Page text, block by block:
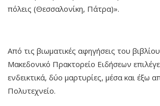
πόλεις (Θεσσαλονίκη, Πάτρα)».
Από τις βιωματικές αφηγήσεις του
Μακεδονικό Πρακτορείο Ειδήσεων
ενδεικτικά, δύο μαρτυρίες, μέσα και έξω
Πολυτεχνείο.